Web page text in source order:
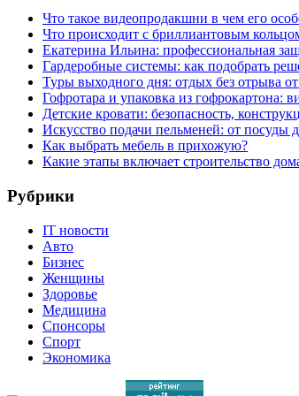
Что такое видеопродакшни в чем его
Что происходит с бриллиантовым
Екатерина Ильина: профессиональная
Гардеробные системы: как подобрать
Туры выходного дня: отдых без отрыва
Гофротара и упаковка из гофрокартона:
Детские кровати: безопасность,
Искусство подачи пельменей: от посуды
Как выбрать мебель в прихожую?
Какие этапы включает строительство
Рубрики
IT новости
Авто
Бизнес
Женщины
Здоровье
Медицина
Спонсоры
Спорт
Экономика